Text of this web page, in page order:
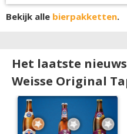
Bekijk alle bierpakketten.
Het laatste
Weisse Original